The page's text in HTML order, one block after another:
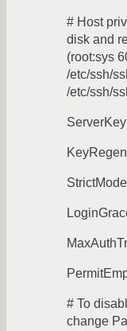
# Host
disk and
(root:sys
/etc/ssh/
/etc/ssh/
# To
change